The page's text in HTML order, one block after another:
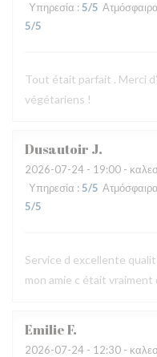
Υπηρεσία : 5/5 Ατμόσφαιρα
5/5
Tout était parfait . Merci
végétariens !
Dusautoir J
2026-07-24 - 19:00 -
Υπηρεσία : 5/5 Ατμόσφαιρα
5/5
Service d excellente
mon amie c était
EmilieF
2026-07-24 - 12:30 -